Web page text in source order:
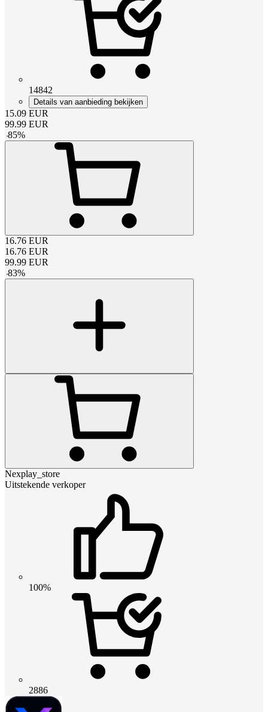
14842
Details van aanbieding bekijken
15.09 EUR
99.99 EUR
-85%
16.76 EUR
16.76 EUR
99.99 EUR
-83%
Nexplay_store
Uitstekende verkoper
100%
2886